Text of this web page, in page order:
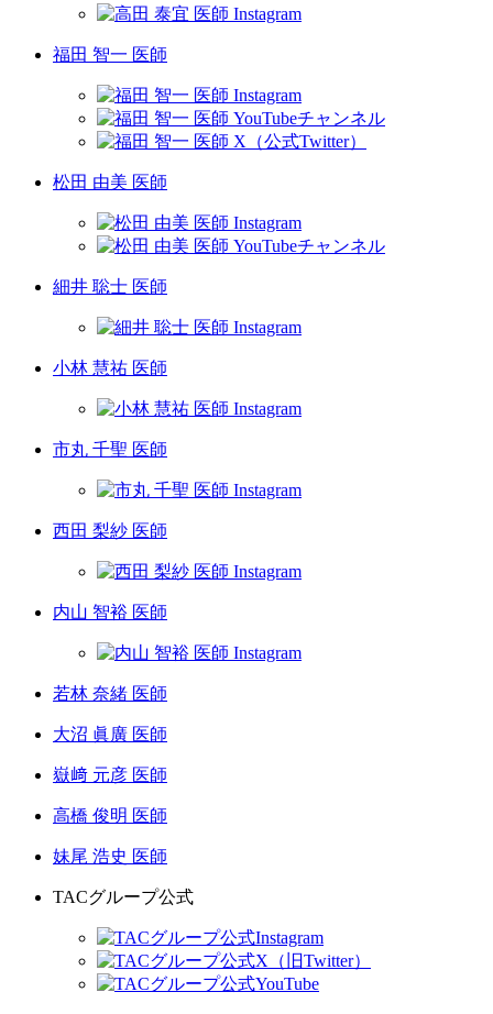
福田 智一 医師
松田 由美 医師
細井 聡士 医師
小林 慧祐 医師
市丸 千聖 医師
西田 梨紗 医師
内山 智裕 医師
若林 奈緒 医師
大沼 眞廣 医師
嶽﨑 元彦 医師
高橋 俊明 医師
妹尾 浩史 医師
TACグループ公式